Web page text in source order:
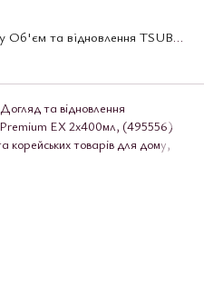
Набір шампуню та кондиціонеру Об'єм та відновлення TSUBAKI Premium 2 шт *450 мл (502827)